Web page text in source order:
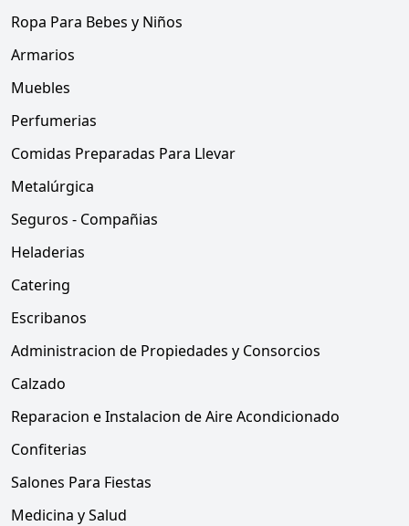
Ropa Para Bebes y Niños
Armarios
Muebles
Perfumerias
Comidas Preparadas Para Llevar
Metalúrgica
Seguros - Compañias
Heladerias
Catering
Escribanos
Administracion de Propiedades y Consorcios
Calzado
Reparacion e Instalacion de Aire Acondicionado
Confiterias
Salones Para Fiestas
Medicina y Salud